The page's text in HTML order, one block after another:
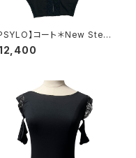
PSYLO】コート＊New Stea
Coat